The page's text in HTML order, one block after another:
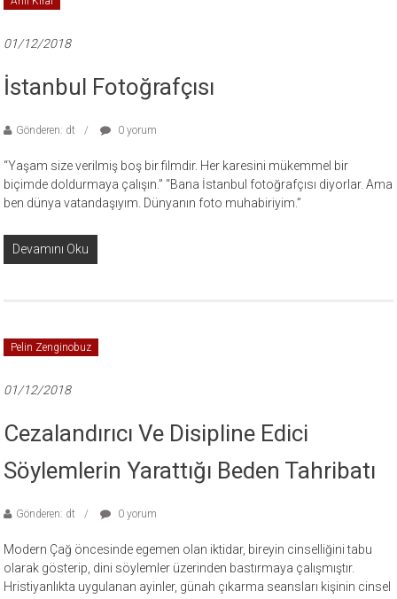
01/12/2018
İstanbul Fotoğrafçısı
Gönderen: dt 0 yorum
“Yaşam size verilmiş boş bir filmdir. Her karesini mükemmel bir
biçimde doldurmaya çalışın.” “Bana İstanbul fotoğrafçısı diyorlar. Ama
ben dünya vatandaşıyım. Dünyanın foto muhabiriyim.”
Devamını Oku
Pelin Zenginobuz
01/12/2018
Cezalandırıcı Ve Disipline Edici
Söylemlerin Yarattığı Beden Tahribatı
Gönderen: dt 0 yorum
Modern Çağ öncesinde egemen olan iktidar, bireyin cinselliğini tabu
olarak gösterip, dini söylemler üzerinden bastırmaya çalışmıştır.
Hristiyanlıkta uygulanan ayinler, günah çıkarma seansları kişinin cinsel